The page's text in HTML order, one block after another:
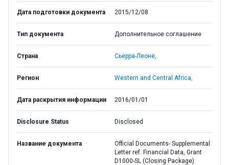
Дата подготовки документа 2015/12/08
Тип документа Дополнительное соглашение
Страна Сьерра-Леоне,
Регион Western and Central Africa,
Дата раскрытия информации 2016/01/01
Disclosure Status Disclosed
Название документа
Official Documents- Supplemental
Letter ref. Financial Data, Grant
D1000-SL (Closing Package)